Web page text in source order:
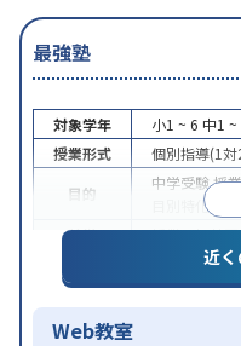
最強塾
対象学年 小1 ~ 6 中1 ~
授業形式
個別指導(1対
目的
中学受験授
目別特化対策
特徴
授業の振替
近
Web教室